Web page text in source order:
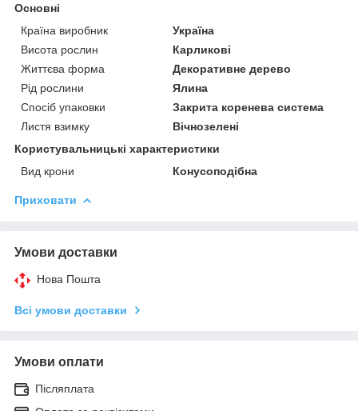
Основні
Країна виробник
Україна
Висота рослин
Карликові
Життєва форма
Декоративне дерево
Рід рослини
Ялина
Спосіб упаковки
Закрита коренева система
Листя взимку
Вічнозелені
Користувальницькі характеристики
Вид крони
Конусоподібна
Приховати
Умови доставки
Нова Пошта
Всі умови доставки
Умови оплати
Післяплата